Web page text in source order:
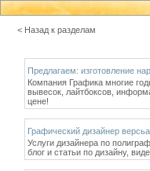
< Назад к разделам
Предлагаем: изготовление
Компания Графика многие
вывесок, лайтбоксов,
цене!
Графический дизайнер
Услуги дизайнера по
блог и статьи по дизайну,